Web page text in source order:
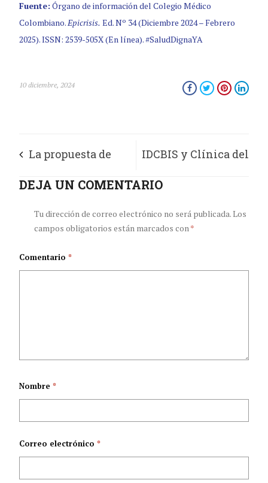
Fuente: Órgano de información del Colegio Médico
Colombiano.Epicrisis. Ed. Nº 34 (Diciembre 2024 – Febrero
2025). ISSN: 2539-505X (En línea). #SaludDignaYA
10 diciembre, 2024
La propuesta de
reforma del grupo de
Acuerdos
versus la propuesta
coincidencias y
IDCBIS y Clínica del
Country dan inicio a
la gestión de
centro de colecta de
Colombia
DEJA UN COMENTARIO
Tu dirección de correo electrónico no será publicada.Los
campos obligatorios están marcados con*
Comentario*
Nombre*
Correo electrónico*